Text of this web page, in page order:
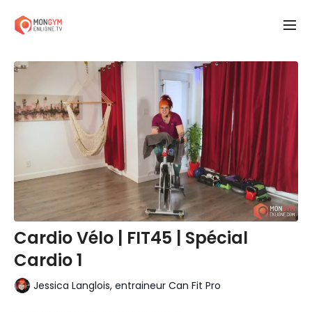
Cardio Vélo | FIT45 | Spécial
Cardio 1
Jessica Langlois, entraineur Can Fit Pro